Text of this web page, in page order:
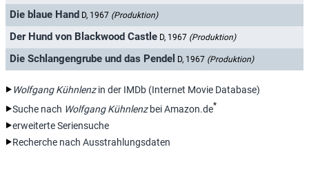
Die blaue Hand D, 1967 (Produktion)
Der Hund von Blackwood Castle D, 1967 (Produktion)
Die Schlangengrube und das Pendel D, 1967 (Produktion)
Wolfgang Kühnlenzin der IMDb (Internet Movie Database)
Suche nach Wolfgang Kühnlenzbei Amazon.de*
erweiterte Seriensuche
Recherche nach Ausstrahlungsdaten